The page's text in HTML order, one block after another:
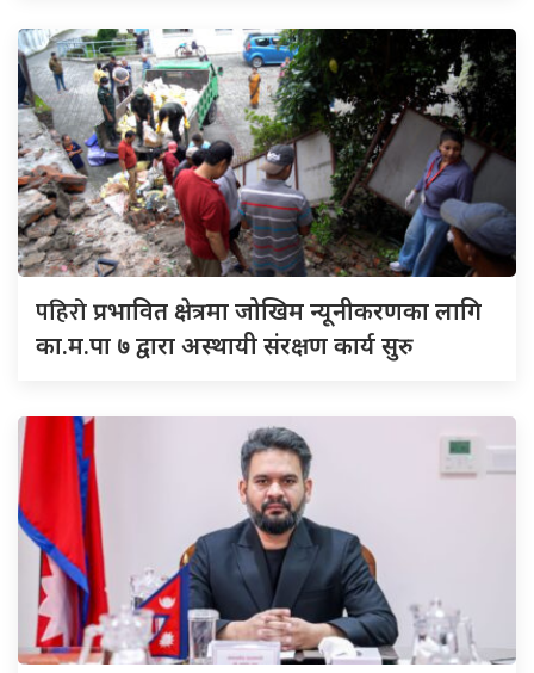
पहिरोप्रभावित क्षेत्रमा जोखिम न्यूनीकरणका लागि
का.म.पा ७ द्वारा अस्थायी संरक्षण कार्य सुरु